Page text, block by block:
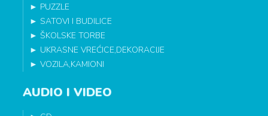
► PUZZLE
►SATOVI I BUDILICE
►ŠKOLSKE TORBE
► UKRASNE VREĆICE,DEKORACIJE
►VOZILA,KAMIONI
AUDIO I VIDEO